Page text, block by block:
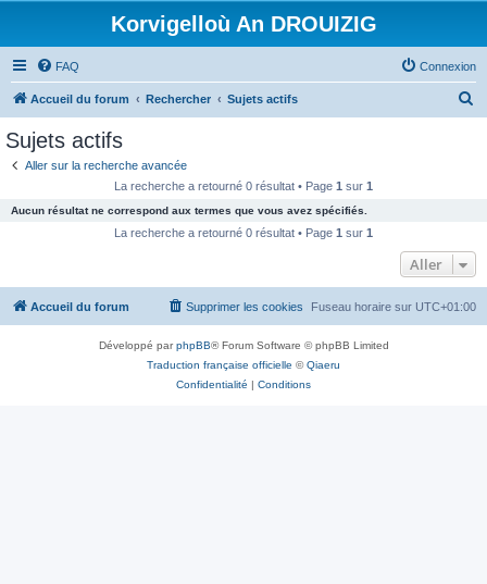
Korvigelloù An DROUIZIG
FAQ Connexion
Accueil du forum Rechercher Sujets actifs
c
e
Sujets actifs
Aller sur la recherche avancée
La recherche a retourné 0 résultat • Page 1 sur 1
Aucun résultat ne correspond aux termes que vous avez spécifiés.
La recherche a retourné 0 résultat • Page 1 sur 1
Aller
Accueil du forum Fuseau horaire sur UTC+01:00
Supprimer les cookies
Développé parphpBB® Forum Software © phpBB Limited
Traduction française officielle ©Qiaeru
Confidentialité | Conditions